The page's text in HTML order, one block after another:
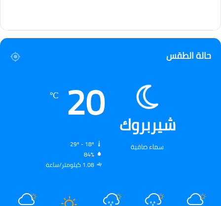
حالة الطقس
شيربروك
سماء صافية
20
℃
84%
1.08 كيلومتر/ساعة